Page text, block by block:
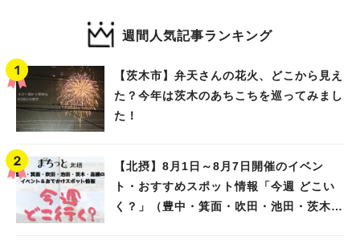
週間人気記事ランキング
【茨木市】弁天さんの花火、どこから見え
た？今年は茨木のあちこちを巡ってみまし
た！
【北摂】8月1日～8月7日開催のイベン
ト・おすすめスポット情報「今週 どこい
く？」（豊中・箕面・吹田・池田・茨木・